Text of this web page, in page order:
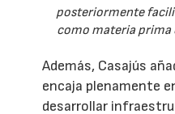
posteriormente
como materia
Además, Casajús
encaja plenamente
desarrollar